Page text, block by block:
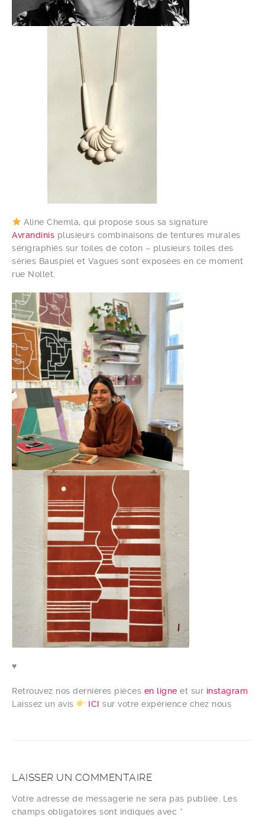
Aline Chemla, qui propose sous sa signature
Avrandinis plusieurs combinaisons de tentures murales
sérigraphiés sur toiles de coton – plusieurs toiles des
séries Bauspiel et Vagues sont exposées en ce moment
rue Nollet.
♥️
Retrouvez nos dernières pièces en ligne et sur instagram
Laissez un avis
ICI sur votre expérience chez nous
LAISSER UN COMMENTAIRE
Votre adresse de messagerie ne sera pas publiée.
Les
champs obligatoires sont indiqués avec *